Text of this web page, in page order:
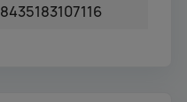
8435183107116